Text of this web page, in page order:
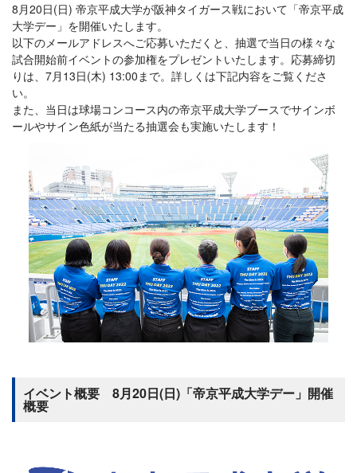
8月20日(日) 帝京平成大学が阪神タイガース戦において「帝京平成
大学デー」を開催いたします。
以下のメールアドレスへご応募いただくと、抽選で当日の様々な
試合開始前イベントの参加権をプレゼントいたします。応募締切
りは、7月13日(木) 13:00まで。詳しくは下記内容をご覧くださ
い。
また、当日は球場コンコース内の帝京平成大学ブースでサインボ
ールやサイン色紙が当たる抽選会も実施いたします！
イベント概要 8月20日(日)「帝京平成大学デー」開催
概要